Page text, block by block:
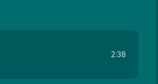
2:38